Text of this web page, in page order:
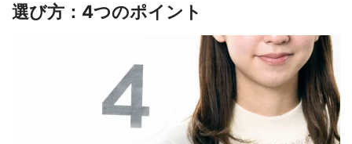
選び方：4つのポイント